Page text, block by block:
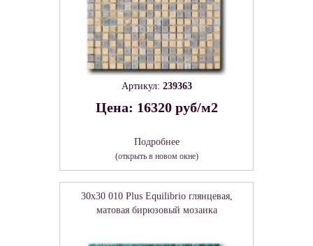
Артикул: 239363
Цена: 16320 руб/м2
Подробнее
(открыть в новом окне)
30x30 010 Plus Equilibrio глянцевая,
матовая бирюзовый мозаика